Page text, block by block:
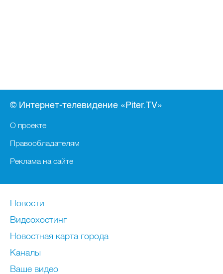
© Интернет-телевидение «Piter.TV»
О проекте
Правообладателям
Реклама на сайте
Новости
Видеохостинг
Новостная карта города
Каналы
Ваше видео